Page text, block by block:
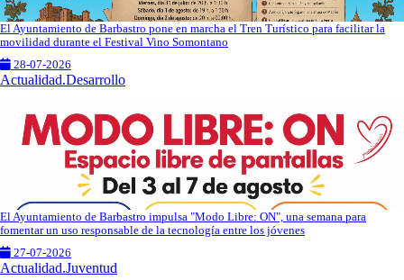
El Ayuntamiento de Barbastro pone en marcha el Tren Turístico para facilitar la
movilidad durante el Festival Vino Somontano
28-07-2026
Actualidad.Desarrollo
El Ayuntamiento de Barbastro impulsa "Modo Libre: ON", una semana para
fomentar un uso responsable de la tecnología entre los jóvenes
27-07-2026
Actualidad.Juventud